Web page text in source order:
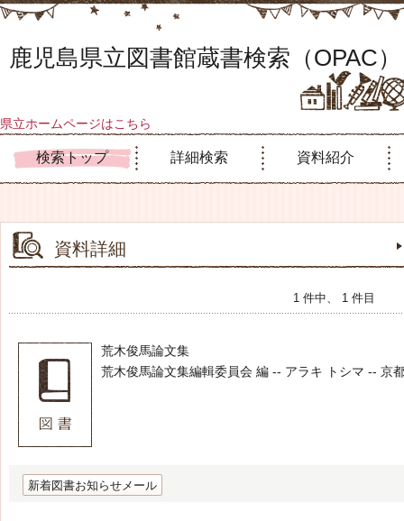
鹿児島県立図書館蔵書検索（OPAC）
県立ホームページはこちら
検索トップ 詳細検索 資料紹介
資料詳細
1 件中、 1 件目
荒木俊馬論文集
荒木俊馬論文集編輯委員会 編 -- アラキ トシマ -- 京
新着図書お知らせメール